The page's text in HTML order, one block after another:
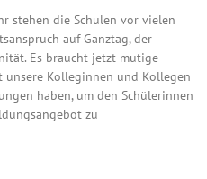
stehen die Schulen vor vielen
auf Ganztag, der
Es braucht jetzt mutige
unsere Kolleginnen und Kollegen
haben, um den Schülerinnen
zu